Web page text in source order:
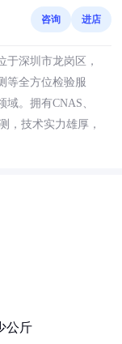
咨询 进店
于深圳市龙岗区，
等全方位检验服
。拥有CNAS、
，技术实力雄厚，
公斤